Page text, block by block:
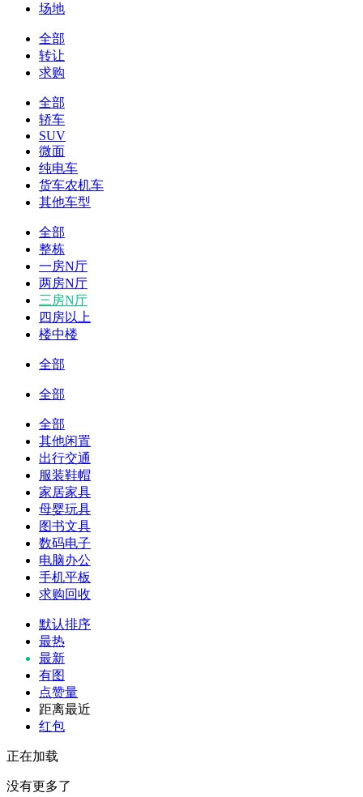
场地
全部
转让
求购
全部
轿车
SUV
微面
纯电车
货车农机车
其他车型
全部
整栋
一房N厅
两房N厅
三房N厅
四房以上
楼中楼
全部
全部
全部
其他闲置
出行交通
服装鞋帽
家居家具
母婴玩具
图书文具
数码电子
电脑办公
手机平板
求购回收
默认排序
最热
最新
有图
点赞量
距离最近
红包
正在加载
没有更多了